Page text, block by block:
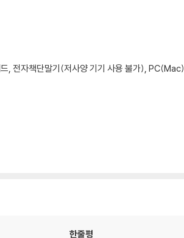
, 전자책단말기(저사양 기기 사용 불가), PC(Mac)
한줄평